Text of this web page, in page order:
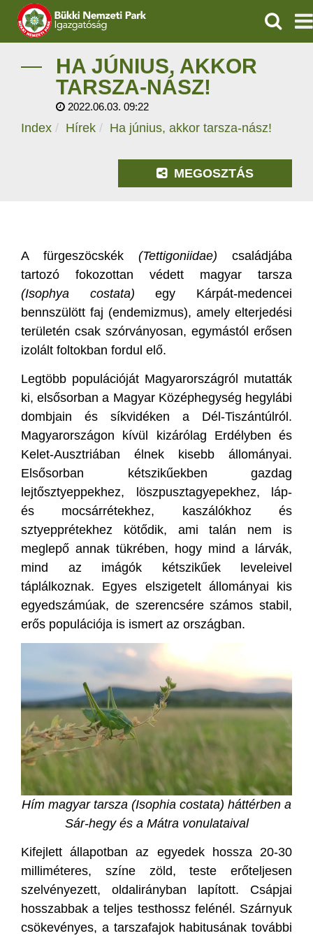
IGAZGATÓSÁG
TERMÉSZETVÉDELEM
VÍZVÉDELEM
KAPCSOLAT
HA JÚNIUS, AKKOR
TARSZA-NÁSZ!
2022.06.03. 09:22
Index Hírek Ha június, akkor tarsza-nász!
MEGOSZTÁS
A fürgeszöcskék (Tettigoniidae) családjába
tartozó fokozottan védett magyar tarsza
(Isophya costata)egy Kárpát-medencei
bennszülött faj (endemizmus), amely elterjedési
területén csak szórványosan, egymástól erősen
izolált foltokban fordul elő.
Legtöbb populációját Magyarországról mutatták
ki, elsősorban a Magyar Középhegység hegylábi
dombjain és síkvidéken a Dél-Tiszántúlról.
Magyarországon kívül kizárólag Erdélyben és
Kelet-Ausztriában élnek kisebb állományai.
Elsősorban kétszikűekben gazdag
lejtősztyeppekhez, löszpusztagyepekhez, láp-
és mocsárrétekhez, kaszálókhoz és
sztyepprétekhez kötődik, ami talán nem is
meglepő annak tükrében, hogy mind a lárvák,
mind az imágók kétszikűek leveleivel
táplálkoznak. Egyes elszigetelt állományai kis
egyedszámúak, de szerencsére számos stabil,
erős populációja is ismert az országban.
Hím magyar tarsza (Isophia costata) háttérben a
Sár-hegy és a Mátra vonulataival
Kifejlett állapotban az egyedek hossza 20-30
milliméteres, színe zöld, teste erőteljesen
szelvényezett, oldalirányban lapított. Csápjai
hosszabbak a teljes testhossz felénél. Szárnyuk
csökevényes, a tarszafajok habitusának további